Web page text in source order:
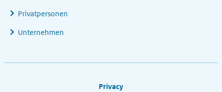
Privatpersonen
Unternehmen
Privacy